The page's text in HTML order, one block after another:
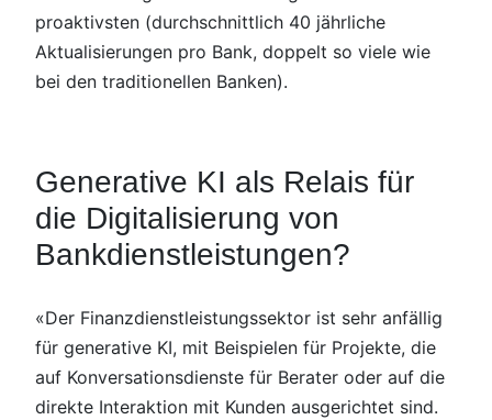
proaktivsten (durchschnittlich 40 jährliche
Aktualisierungen pro Bank, doppelt so viele wie
bei den traditionellen Banken).
Generative KI als Relais für
die Digitalisierung von
Bankdienstleistungen?
«Der Finanzdienstleistungssektor ist sehr anfällig
für generative KI, mit Beispielen für Projekte, die
auf Konversationsdienste für Berater oder auf die
direkte Interaktion mit Kunden ausgerichtet sind.